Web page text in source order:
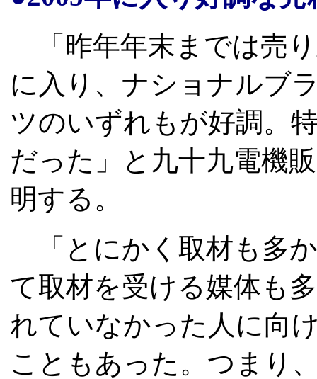
「昨年年末までは売
に入り、ナショナルブ
ツのいずれもが好調。
だった」と九十九電機
明する。
「とにかく取材も多
て取材を受ける媒体も
れていなかった人に向
こともあった。つまり